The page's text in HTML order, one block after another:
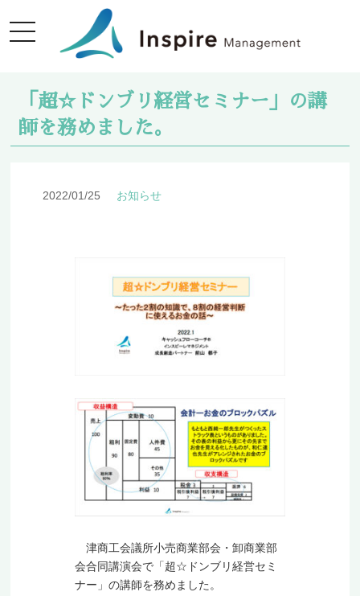
content
「超☆ドンブリ経営セミナー」の講
師を務めました。
2022/01/25 お知らせ
津商工会議所小売商業部会・卸商業部
会合同講演会で「超☆ドンブリ経営セミ
ナー」の講師を務めました。